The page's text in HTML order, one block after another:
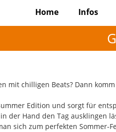
Home Infos
mit chilligen Beats? Dann
Edition und sorgt für
der Hand den Tag ausklingen
sich zum perfekten Sommer-